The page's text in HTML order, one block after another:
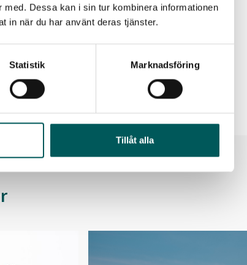
Dessa kan i sin tur kombinera informationen
in när du har använt deras tjänster.
Statistik Marknadsföring
Tillåt alla